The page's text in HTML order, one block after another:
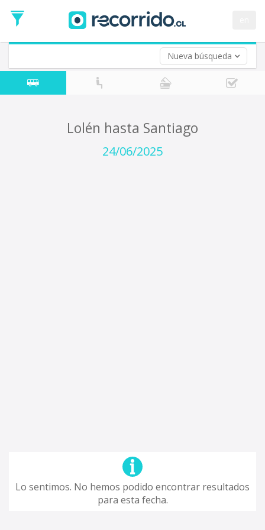
Nueva búsqueda
de
Ida
Vuelta (opcional)
Fecha
de
Lolén hasta Santiago
24/06/2025
Lo sentimos. No hemos podido encontrar resultados
para esta fecha.